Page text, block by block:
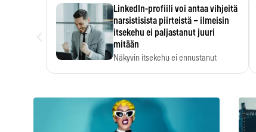
LinkedIn-profiili voi antaa vihjeitä
narsistisista piirteistä – ilmeisin
itsekehu ei paljastanut juuri
mitään
Näkyvin itsekehu ei ennustanut